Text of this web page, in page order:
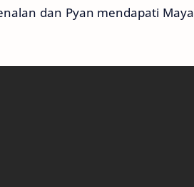
dan Pyan mendapati Maya